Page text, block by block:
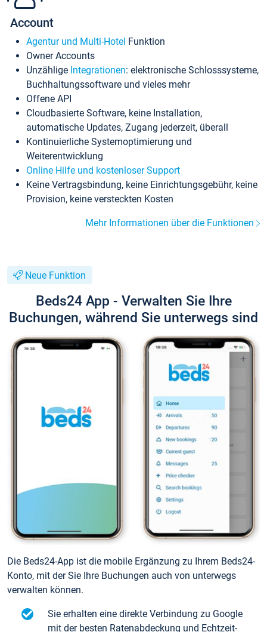
Account
Agentur und Multi-Hotel Funktion
Owner Accounts
Unzählige Integrationen: elektronische Schlosssysteme,
Buchhaltungssoftware und vieles mehr
Offene API
Cloudbasierte Software, keine Installation,
automatische Updates, Zugang jederzeit, überall
Kontinuierliche Systemoptimierung und
Weiterentwicklung
Online Hilfe und kostenloser Support
Keine Vertragsbindung, keine Einrichtungsgebühr, keine
Provision, keine versteckten Kosten
Mehr Informationen über die Funktionen
Neue Funktion
Beds24 App - Verwalten Sie Ihre
Buchungen, während Sie unterwegs sind
Die Beds24-App ist die mobile Ergänzung zu Ihrem Beds24-
Konto, mit der Sie Ihre Buchungen auch von unterwegs
verwalten können.
Sie erhalten eine direkte Verbindung zu Google
mit der besten Ratenabdeckung und Echtzeit-